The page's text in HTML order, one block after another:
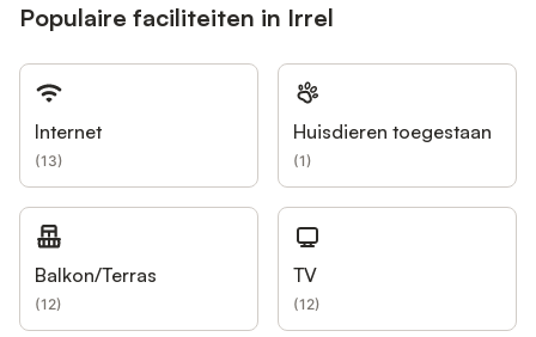
Populaire faciliteiten in Irrel
Internet
(13)
Huisdieren toegestaan
(1)
Balkon/Terras
(12)
TV
(12)